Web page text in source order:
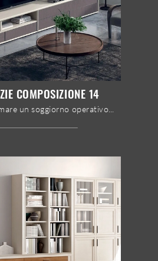
COMPOSIZIONE 14
Se vuoi ultimare un soggiorno operativo e pratico dalle linee moderne, ti presentiamo la parete attrezzata Le Spezie composizione 14 Le Fablier.